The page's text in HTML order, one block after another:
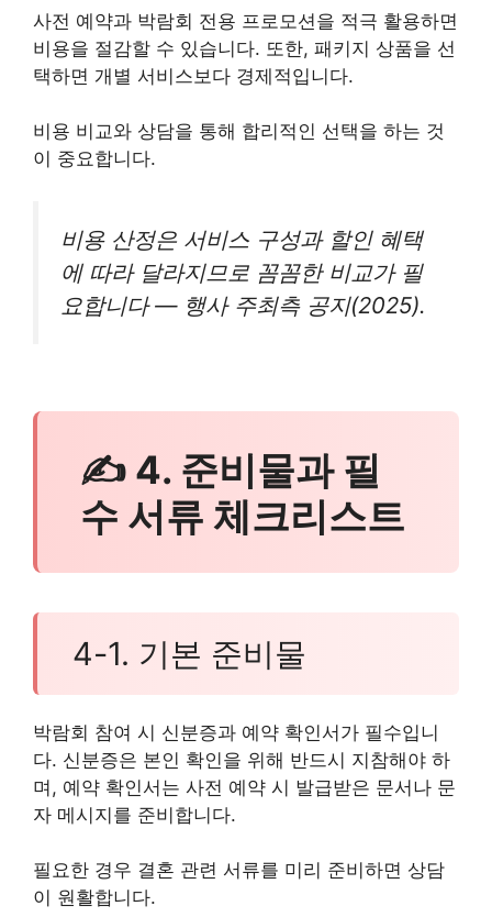
사전 예약과 박람회 전용 프로모션을 적극 활용하면
비용을 절감할 수 있습니다. 또한, 패키지 상품을 선
택하면 개별 서비스보다 경제적입니다.
비용 비교와 상담을 통해 합리적인 선택을 하는 것
이 중요합니다.
비용 산정은 서비스 구성과 할인 혜택
에 따라 달라지므로 꼼꼼한 비교가 필
요합니다 — 행사 주최측 공지(2025).
✍ 4. 준비물과 필
수 서류 체크리스트
4-1. 기본 준비물
박람회 참여 시 신분증과 예약 확인서가 필수입니
다. 신분증은 본인 확인을 위해 반드시 지참해야 하
며, 예약 확인서는 사전 예약 시 발급받은 문서나 문
자 메시지를 준비합니다.
필요한 경우 결혼 관련 서류를 미리 준비하면 상담
이 원활합니다.